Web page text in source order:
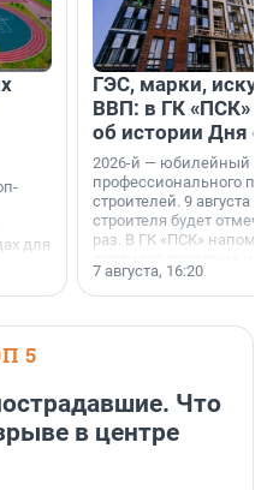
для
ГЭС, марки,
ВВП: в ГК «ПСК»
об истории Дня
2026-й — юбилейный
профессионального
строителей. 9 августа
строителя будет
раз. В ГК «ПСК»
поменялась роль
7 августа, 16:20
5
Что
в центре